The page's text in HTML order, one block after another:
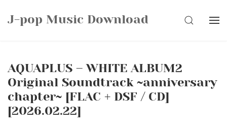
J-pop Music Download SEARCH
AQUAPLUS – WHITE ALBUM2
Original Soundtrack ~anniversary
chapter~ [FLAC + DSF / CD]
[2026.02.22]